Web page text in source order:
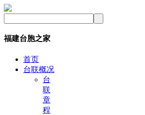
福建台胞之家
首页
台联概况
台
联
章
程